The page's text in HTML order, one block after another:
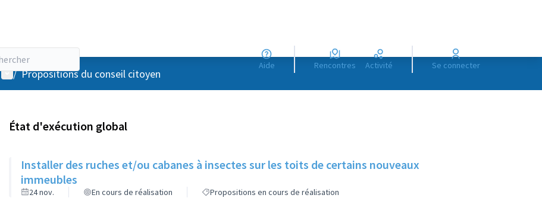
Aide Rencontres Activité Se connecter
Menu utilisateur
/ Propositions du conseil citoyen
État d'exécution global
Installer des ruches et/ou cabanes à insectes sur les toits de certains nouveaux
immeubles
24 nov. En cours de réalisation Propositions en cours de réalisation